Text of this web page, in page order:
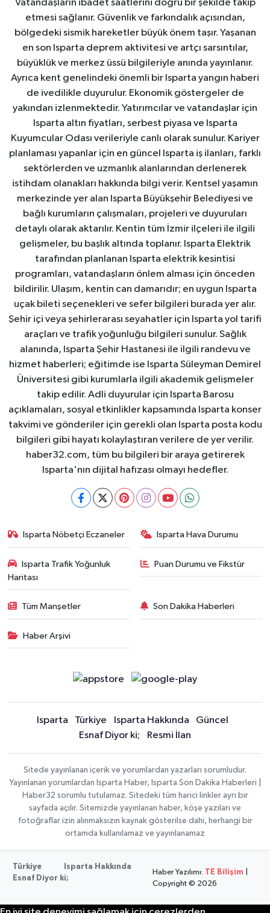
Vatandaşların ibadet saatlerini doğru bir şekilde takip
etmesi sağlanır. Güvenlik ve farkındalık açısından,
bölgedeki sismik hareketler büyük önem taşır. Yaşanan
en son Isparta deprem aktivitesi ve artçı sarsıntılar,
büyüklük ve merkez üssü bilgileriyle anında yayınlanır.
Ayrıca kent genelindeki önemli bir Isparta yangın haberi
de ivedilikle duyurulur. Ekonomik göstergeler de
yakından izlenmektedir. Yatırımcılar ve vatandaşlar için
Isparta altın fiyatları, serbest piyasa ve Isparta
Kuyumcular Odası verileriyle canlı olarak sunulur. Kariyer
planlaması yapanlar için en güncel Isparta iş ilanları, farklı
sektörlerden ve uzmanlık alanlarından derlenerek
istihdam olanakları hakkında bilgi verir. Kentsel yaşamın
merkezinde yer alan Isparta Büyükşehir Belediyesi ve
bağlı kurumların çalışmaları, projeleri ve duyuruları
detaylı olarak aktarılır. Kentin tüm İzmir ilçeleri ile ilgili
gelişmeler, bu başlık altında toplanır. Isparta Elektrik
tarafından planlanan Isparta elektrik kesintisi
programları, vatandaşların önlem alması için önceden
bildirilir. Ulaşım, kentin can damarıdır; en uygun Isparta
uçak bileti seçenekleri ve sefer bilgileri burada yer alır.
Şehir içi veya şehirlerarası seyahatler için Isparta yol tarifi
araçları ve trafik yoğunluğu bilgileri sunulur. Sağlık
alanında, Isparta Şehir Hastanesi ile ilgili randevu ve
hizmet haberleri; eğitimde ise Isparta Süleyman Demirel
Üniversitesi gibi kurumlarla ilgili akademik gelişmeler
takip edilir. Adli duyurular için Isparta Barosu
açıklamaları, sosyal etkinlikler kapsamında Isparta konser
takvimi ve gönderiler için gerekli olan Isparta posta kodu
bilgileri gibi hayatı kolaylaştıran verilere de yer verilir.
haber32.com, tüm bu bilgileri bir araya getirerek
Isparta'nın dijital hafızası olmayı hedefler.
Isparta Nöbetçi Eczaneler Isparta Hava Durumu
Isparta Trafik Yoğunluk
Haritası
Puan Durumu ve Fikstür
Tüm Manşetler Son Dakika Haberleri
Haber Arşivi
Isparta Türkiye Isparta Hakkında
Güncel
Esnaf Diyor ki;
Resmi İlan
Sitede yayınlanan içerik ve yorumlardan yazarları sorumludur.
Yayınlanan yorumlardan Isparta Haber, Isparta Son Dakika Haberleri |
Haber32 sorumlu tutulamaz. Sitedeki tüm harici linkler ayrı bir
sayfada açılır. Sitemizde yayınlanan haber, köşe yazıları ve
fotoğraflar izin alınmaksızın kaynak gösterilse dahi, herhangi bir
ortamda kullanılamaz ve yayınlanamaz
Türkiye
Isparta Hakkında
Esnaf Diyor ki;
Haber Yazılımı: TE Bilişim
Copyright © 2026